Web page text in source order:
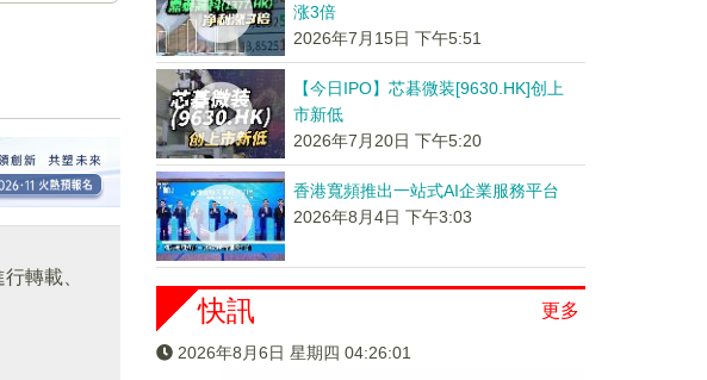
轉載、
涨3倍
2026年7月15日 下午5:51
【今日IPO】芯碁微装[9630.HK]创上
市新低
2026年7月20日 下午5:20
香港寬頻推出一站式AI企業服務平台
2026年8月4日 下午3:03
更多
快訊
2026年8月6日 星期四 04:26:01